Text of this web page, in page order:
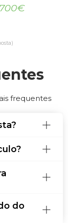
frequentes
do